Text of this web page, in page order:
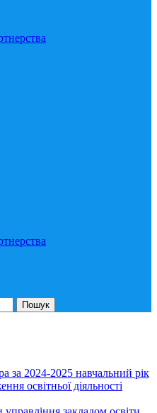
Пошук
за 2024-2025 навчальний рік
освітньої діяльності